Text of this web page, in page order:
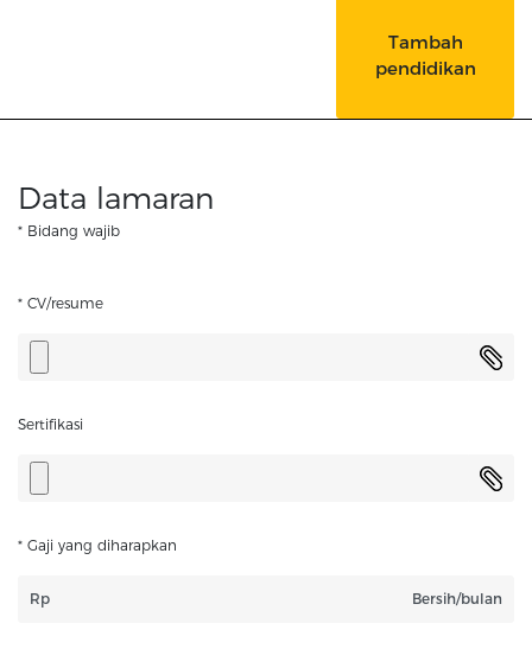
Tambah
pendidikan
Data lamaran
* Bidang wajib
* CV/resume
Sertifikasi
* Gaji yang diharapkan
Rp Bersih/bulan